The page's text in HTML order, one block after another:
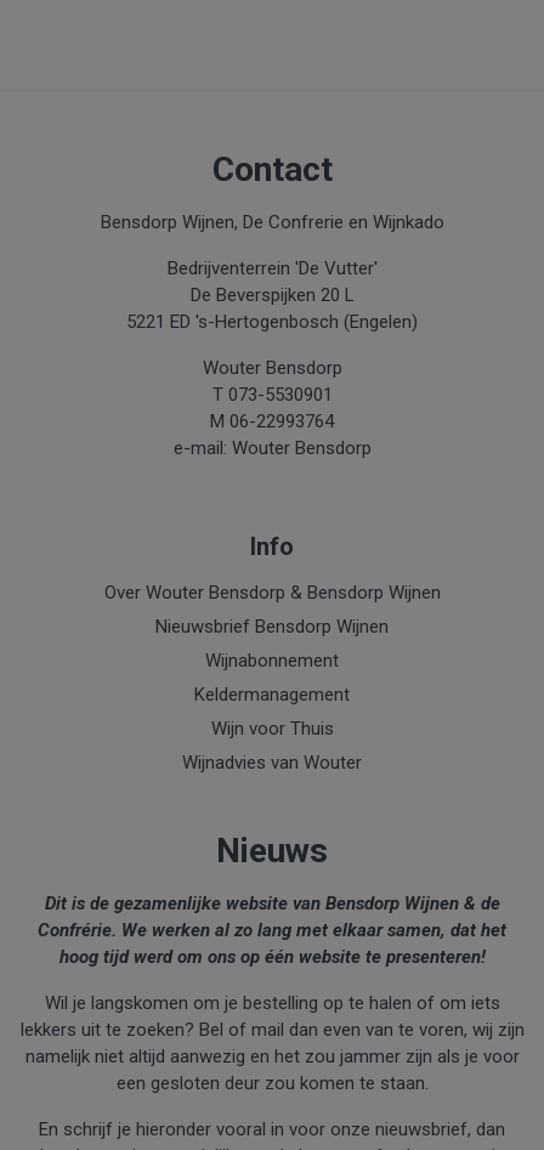
Contact
Bensdorp Wijnen, De Confrerie en Wijnkado
Bedrijventerrein 'De Vutter'
De Beverspijken 20 L
5221 ED 's-Hertogenbosch (Engelen)
Wouter Bensdorp
T 073-5530901
M 06-22993764
e-mail: Wouter Bensdorp
Info
Over Wouter Bensdorp & Bensdorp Wijnen
Nieuwsbrief Bensdorp Wijnen
Wijnabonnement
Keldermanagement
Wijn voor Thuis
Wijnadvies van Wouter
Nieuws
Dit is de gezamenlijke website van Bensdorp Wijnen & de
Confrérie. We werken al zo lang met elkaar samen, dat het
hoog tijd werd om ons op één website te presenteren!
Wil je langskomen om je bestelling op te halen of om iets
lekkers uit te zoeken? Bel of mail dan even van te voren, wij zijn
namelijk niet altijd aanwezig en het zou jammer zijn als je voor
een gesloten deur zou komen te staan.
En schrijf je hieronder vooral in voor onze nieuwsbrief, dan